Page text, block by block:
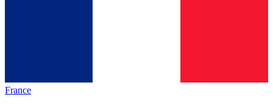
France